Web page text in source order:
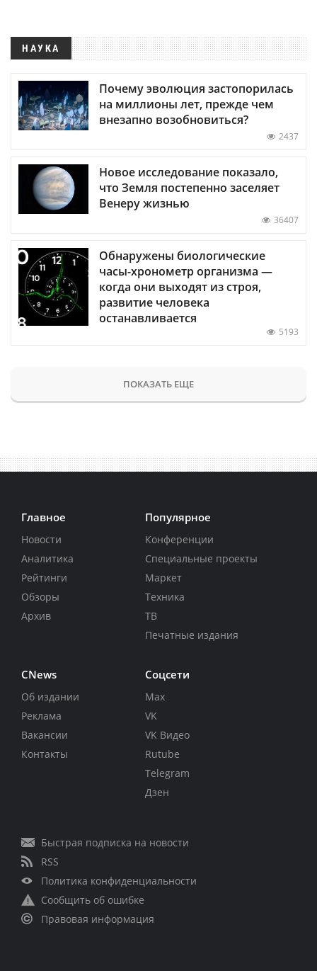
НАУКА
Почему эволюция застопорилась
на миллионы лет, прежде чем
внезапно возобновиться?
2437
Новое исследование показало,
что Земля постепенно заселяет
Венеру жизнью
36407
Обнаружены биологические
часы-хронометр организма —
когда они выходят из строя,
развитие человека
останавливается
5193
ПОКАЗАТЬ ЕЩЕ
Главное
Новости
Аналитика
Рейтинги
Обзоры
Архив
Популярное
Конференции
Специальные проекты
Маркет
Техника
ТВ
Печатные издания
CNews
Об издании
Реклама
Вакансии
Контакты
Соцсети
Max
VK
VK Видео
Rutube
Telegram
Дзен
Быстрая подписка на новости
RSS
Политика конфиденциальности
Сообщить об ошибке
Правовая информация